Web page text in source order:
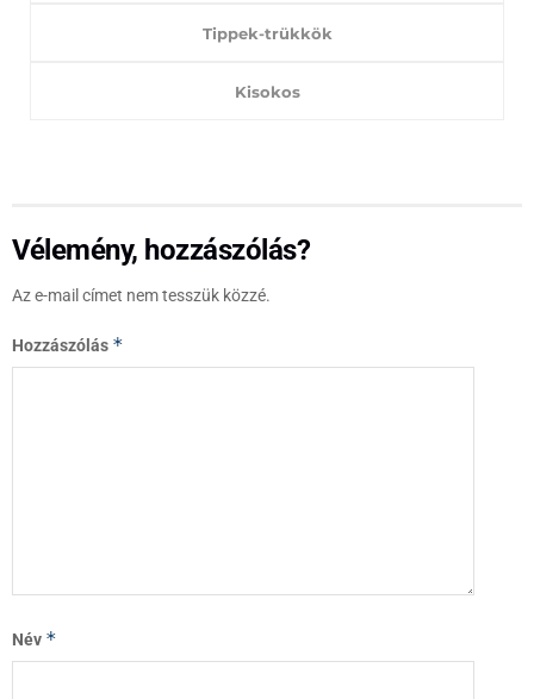
Tippek-trükkök
Kisokos
Vélemény, hozzászólás?
Az e-mail címet nem tesszük közzé.
Hozzászólás *
Név *